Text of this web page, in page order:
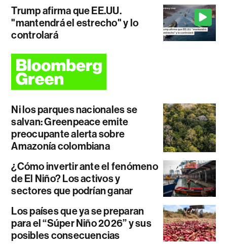
Trump afirma que EE.UU.
"mantendrá el estrecho" y lo
controlará
Ni los parques nacionales se
salvan: Greenpeace emite
preocupante alerta sobre
Amazonía colombiana
¿Cómo invertir ante el fenómeno
de El Niño? Los activos y
sectores que podrían ganar
Los países que ya se preparan
para el “Súper Niño 2026” y sus
posibles consecuencias